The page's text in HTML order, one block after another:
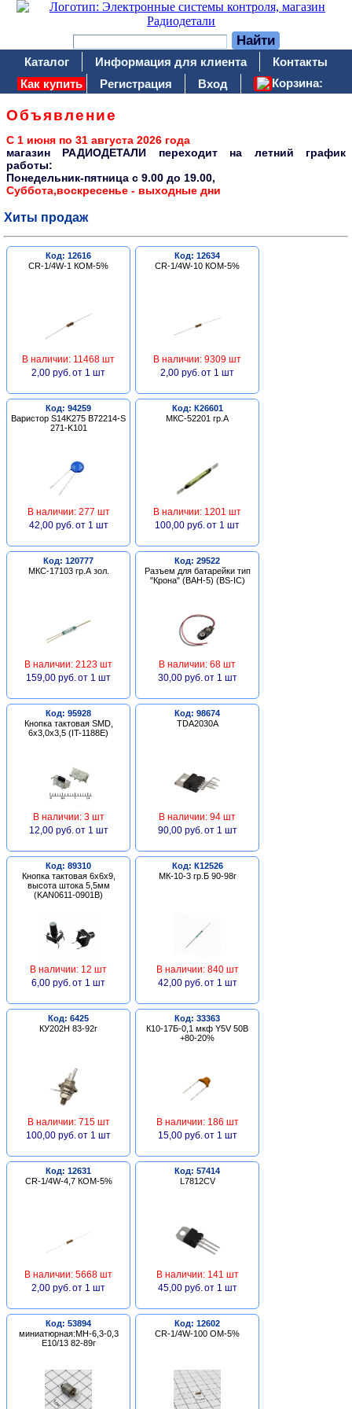
Каталог Информация для клиента
Контакты
Как купить
Регистрация Вход Корзина:
Объявление
С 1 июня по 31 августа 2026 года
магазин РАДИОДЕТАЛИ переходит на летний график
работы:
Понедельник-пятница c 9.00 до 19.00,
Суббота,воскресенье - выходные дни
Хиты продаж
Код: 12616
CR-1/4W-1 КОМ-5%
В наличии: 11468 шт
2,00 руб. от 1 шт
Код: 12634
CR-1/4W-10 КОМ-5%
В наличии: 9309 шт
2,00 руб. от 1 шт
Код: 94259
Варистор S14K275 B72214-S
271-K101
В наличии: 277 шт
42,00 руб. от 1 шт
Код: К26601
МКС-52201 гр.А
В наличии: 1201 шт
100,00 руб. от 1 шт
Код: 120777
МКС-17103 гр.А зол.
В наличии: 2123 шт
159,00 руб. от 1 шт
Код: 29522
Разъем для батарейки тип
"Крона" (BAH-5) (BS-IC)
В наличии: 68 шт
30,00 руб. от 1 шт
Код: 95928
Кнопка тактовая SMD,
6х3,0х3,5 (IT-1188E)
В наличии: 3 шт
12,00 руб. от 1 шт
Код: 98674
TDA2030A
В наличии: 94 шт
90,00 руб. от 1 шт
Код: 89310
Кнопка тактовая 6х6х9,
высота штока 5,5мм
(KAN0611-0901B)
В наличии: 12 шт
6,00 руб. от 1 шт
Код: К12526
МК-10-3 гр.Б 90-98г
В наличии: 840 шт
42,00 руб. от 1 шт
Код: 6425
КУ202Н 83-92г
В наличии: 715 шт
100,00 руб. от 1 шт
Код: 33363
К10-17Б-0,1 мкф Y5V 50В
+80-20%
В наличии: 186 шт
15,00 руб. от 1 шт
Код: 12631
CR-1/4W-4,7 КОМ-5%
В наличии: 5668 шт
2,00 руб. от 1 шт
Код: 57414
L7812CV
В наличии: 141 шт
45,00 руб. от 1 шт
Код: 53894
миниатюрная:МН-6,3-0,3
Е10/13 82-89г
Код: 12602
CR-1/4W-100 ОМ-5%